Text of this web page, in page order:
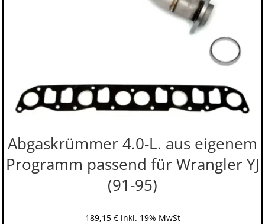
Abgaskrümmer 4.0-L. aus eigenem
Programm passend für Wrangler YJ
(91-95)
189,15 € inkl. 19% MwSt